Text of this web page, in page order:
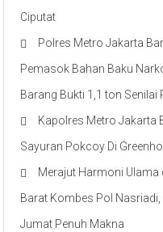
Ciputat
Polres Metro Jakarta
Pemasok Bahan Baku
Barang Bukti 1,1 ton
Kapolres Metro Jakarta
Sayuran Pokcoy Di
Merajut Harmoni Ulama
Barat Kombes Pol Nasriadi,
Jumat Penuh Makna